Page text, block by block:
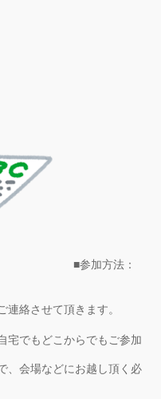
■参加方法：
絡させて頂きます。
宅でもどこからでもご参加
、会場などにお越し頂く必